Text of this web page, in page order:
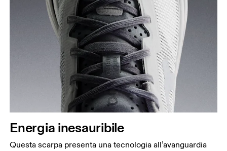
Energia inesauribile
Questa scarpa presenta una tecnologia all’avanguardia